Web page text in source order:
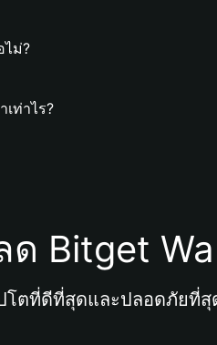
ไม่?
ท่าไร?
Bitget
โตที่ดีที่สุดและปลอดภัยที่